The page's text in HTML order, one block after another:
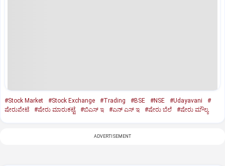
#Stock Market #Stock Exchange #Trading #BSE #NSE #Udayavani
#
ಷೇರುಪೇಟೆ
#ಷೇರು ಮಾರುಕಟ್ಟೆ #ಬಿಎಸ್‌ ಇ #ಎನ್‌ ಎಸ್ ಇ #ಷೇರು ಬೆಲೆ #ಷೇರು ಮೌಲ್ಯ
ADVERTISEMENT